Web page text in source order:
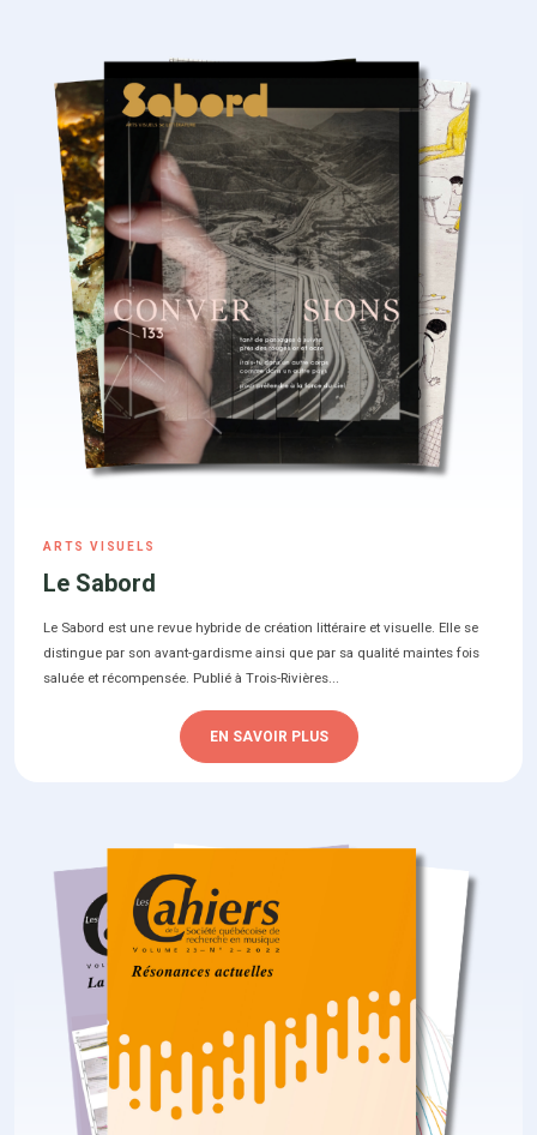
ARTS VISUELS
Le Sabord
Le Sabord est une revue hybride de création littéraire et visuelle. Elle se
distingue par son avant-gardisme ainsi que par sa qualité maintes fois
saluée et récompensée. Publié à Trois-Rivières...
EN SAVOIR PLUS